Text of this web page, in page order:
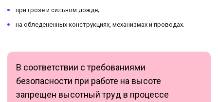
при грозе и сильном дожде;
на обледененных конструкциях, механизмах и проводах.
В соответствии с требованиями
безопасности при работе на высоте
запрещен высотный труд в процессе